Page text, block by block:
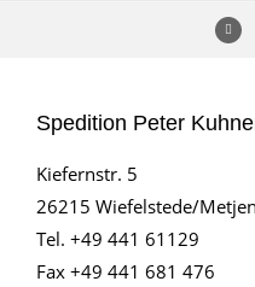
Spedition Peter
Kiefernstr. 5
26215 Wiefelstede/
Tel. +49 441 61129
Fax +49 441 681 476